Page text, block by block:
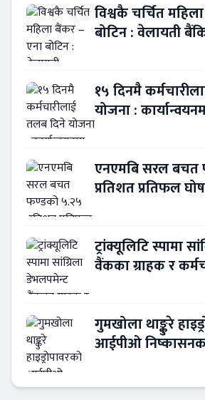
विश्वकै चर्चित
बोटिन : वेलायती
१५ दिनमै
योजना :
एनएमबि सरल बचत
प्रतिशत प्रतिफल
ट्रांक्यूलिटि स्पामा
वैंकका ग्राहक र
गुमखोला थाङ्कुरे
आईपीओ